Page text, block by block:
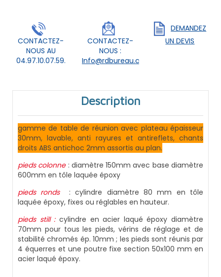
CONTACTEZ-
NOUS AU
04.97.10.07.59.
CONTACTEZ-
NOUS :
Info@rdbureau.com
DEMANDEZ
UN DEVIS
Description
gamme de table de réunion avec plateau épaisseur
30mm, lavable, anti rayures et antireflets, chants
droits ABS antichoc 2mm assortis au plan.
pieds colonne: diamètre 150mm avec base diamètre
600mm en tôle laquée époxy
pieds ronds: cylindre diamètre 80 mm en tôle
laquée époxy, fixes ou réglables en hauteur.
pieds still :cylindre en acier laqué époxy diamètre
70mm pour tous les pieds, vérins de réglage et de
stabilité chromés ép. 10mm ; les pieds sont réunis par
4 équerres et une poutre fixe section 50x100 mm en
acier laqué époxy.